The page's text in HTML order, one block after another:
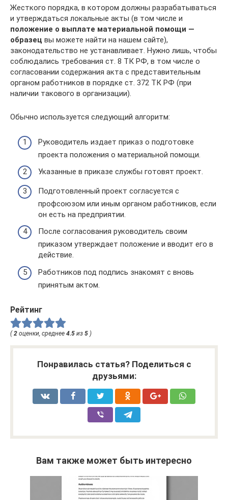
Жесткого порядка, в котором должны разрабатываться
и утверждаться локальные акты (в том числе и
положение о выплате материальной помощи —
образец вы можете найти на нашем сайте),
законодательство не устанавливает. Нужно лишь, чтобы
соблюдались требования ст. 8 ТК РФ, в том числе о
согласовании содержания акта с представительным
органом работников в порядке ст. 372 ТК РФ (при
наличии такового в организации).
Обычно используется следующий алгоритм:
Руководитель издает приказ о подготовке
проекта положения о материальной помощи.
Указанные в приказе службы готовят проект.
Подготовленный проект согласуется с
профсоюзом или иным органом работников, если
он есть на предприятии.
После согласования руководитель своим
приказом утверждает положение и вводит его в
действие.
Работников под подпись знакомят с вновь
принятым актом.
Рейтинг
( 2 оценки, среднее 4.5 из 5 )
Понравилась статья? Поделиться с
друзьями:
Вам также может быть интересно